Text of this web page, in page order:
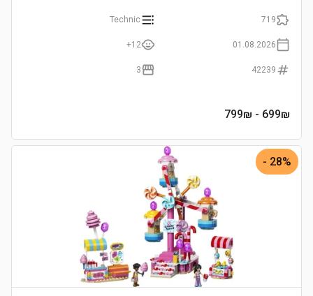
719
Technic
01.08.2026
12+
42239
3
699₪
- 799₪
28% -